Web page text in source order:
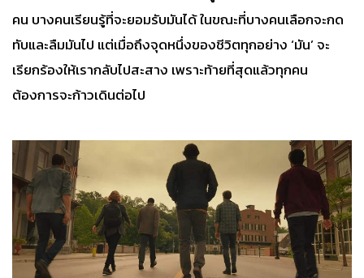
คน บางคนเรียนรู้ที่จะยอมรับมันได้ ในขณะที่บางคนเลือกจะกด
ทับและลืมมันไป แต่เมื่อถึงจุดหนึ่งของชีวิตทุกอย่าง ‘มัน’ จะ
เรียกร้องให้เรากลับไปสะสาง เพราะท้ายที่สุดแล้วทุกคน
ต้องการจะก้าวเดินต่อไป